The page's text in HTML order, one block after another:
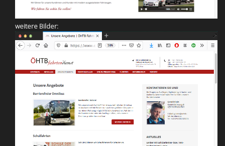
weitere Bilder: